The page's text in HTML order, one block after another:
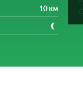
10 км